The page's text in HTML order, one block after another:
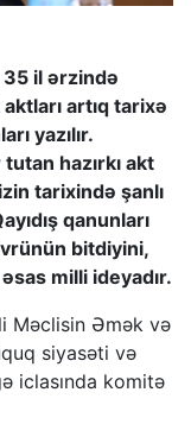
il ərzində
artıq tarixə
yazılır.
hazırkı akt
tarixində şanlı
qanunları
bitdiyini,
milli ideyadır.
Məclisin Əmək və
siyasəti və
iclasında komitə